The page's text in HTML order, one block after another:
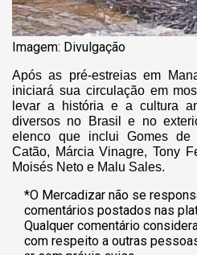
Imagem: Divulgação
Após as pré-estreias em
iniciará sua circulação em
levar a história e a cultura
diversos no Brasil e no
elenco que inclui Gomes de
Catão, Márcia Vinagre, Tony
Moisés Neto e Malu Sales.
*O Mercadizar não se
comentários postados nas
Qualquer comentário
com respeito a outras